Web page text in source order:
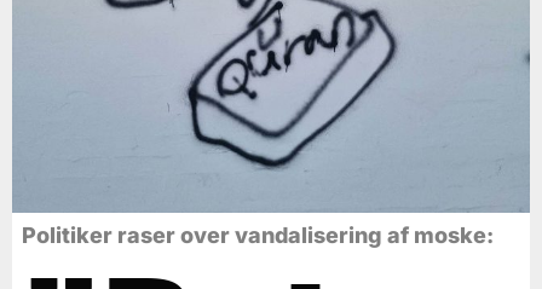
Politiker raser over vandalisering af moske: